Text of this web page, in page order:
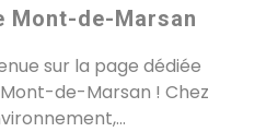
Mont-de-Marsan
sur la page dédiée
de-Marsan ! Chez